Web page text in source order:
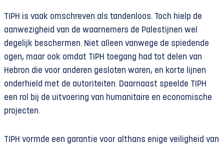
TIPH is vaak omschreven als tandenloos. Toch hielp de
aanwezigheid van de waarnemers de Palestijnen wel
degelijk beschermen. Niet alleen vanwege de spiedende
ogen, maar ook omdat TIPH toegang had tot delen van
Hebron die voor anderen gesloten waren, en korte lijnen
onderhield met de autoriteiten. Daarnaast speelde TIPH
een rol bij de uitvoering van humanitaire en economische
projecten.
TIPH vormde een garantie voor althans enige veiligheid van